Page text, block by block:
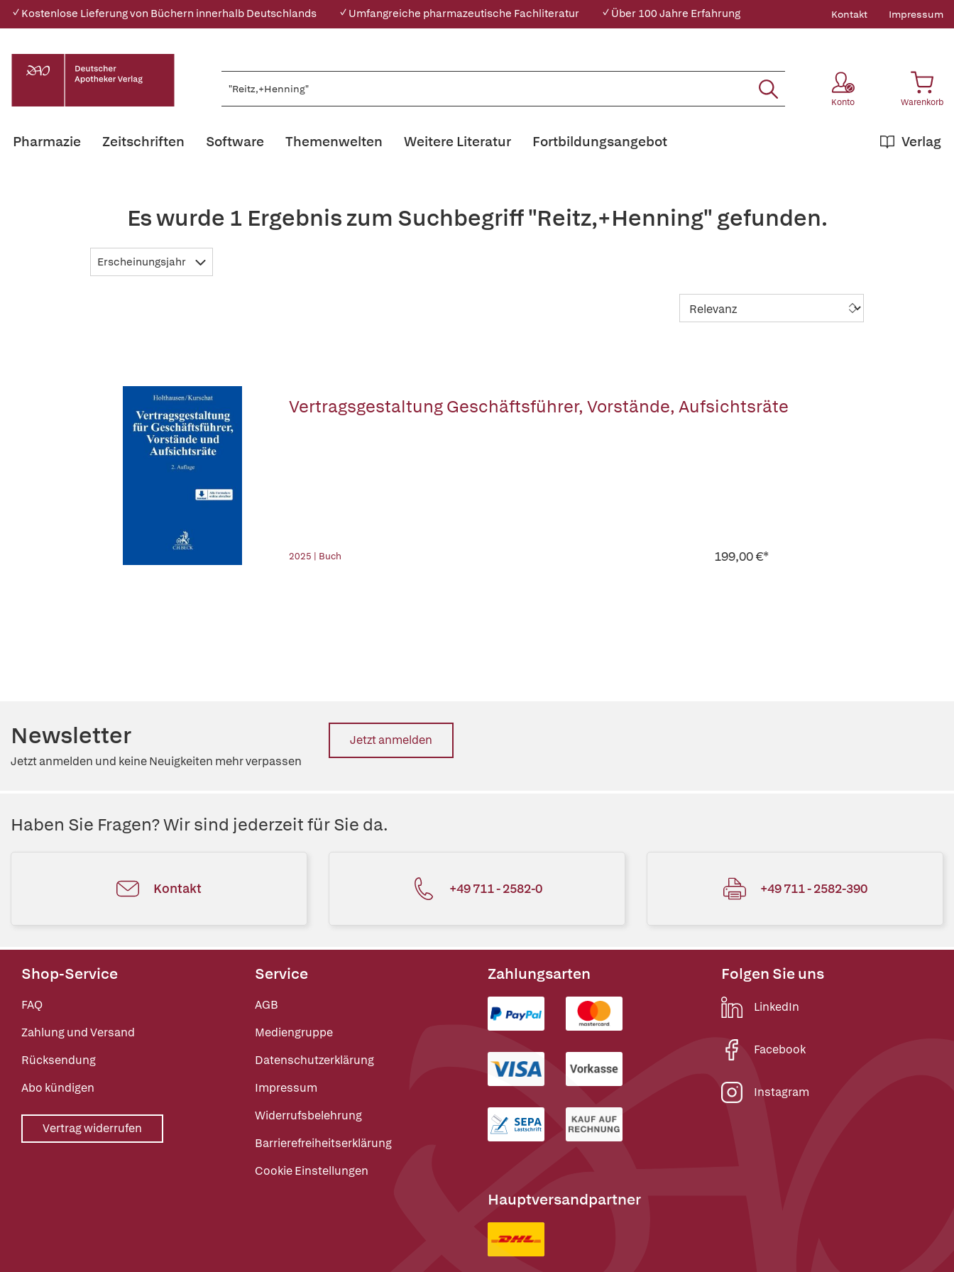
✓ Kostenlose Lieferung von Büchern innerhalb Deutschlands ✓ Umfangreiche pharmazeutische Fachliteratur ✓ Über 100 Jahre Erfahrung Kontakt Impressum
Konto Warenkorb
Pharmazie Zeitschriften Software Themenwelten Weitere Literatur Verlag
Fortbildungsangebot
Es wurde 1 Ergebnis zum Suchbegriff "Reitz,+Henning" gefunden.
Erscheinungsjahr
Vertragsgestaltung Geschäftsführer, Vorstände, Aufsichtsräte
2025 | Buch 199,00 €*
Newsletter
Jetzt anmelden und keine Neuigkeiten mehr verpassen
Jetzt anmelden
Haben Sie Fragen? Wir sind jederzeit für Sie da.
Kontakt +49 711 - 2582-0 +49 711 - 2582-390
Shop-Service
FAQ
Zahlung und Versand
Rücksendung
Abo kündigen
Vertrag widerrufen
Service
AGB
Mediengruppe
Datenschutzerklärung
Impressum
Widerrufsbelehrung
Barrierefreiheitserklärung
Cookie Einstellungen
Zahlungsarten
Hauptversandpartner
Folgen Sie uns
LinkedIn
Facebook
Instagram